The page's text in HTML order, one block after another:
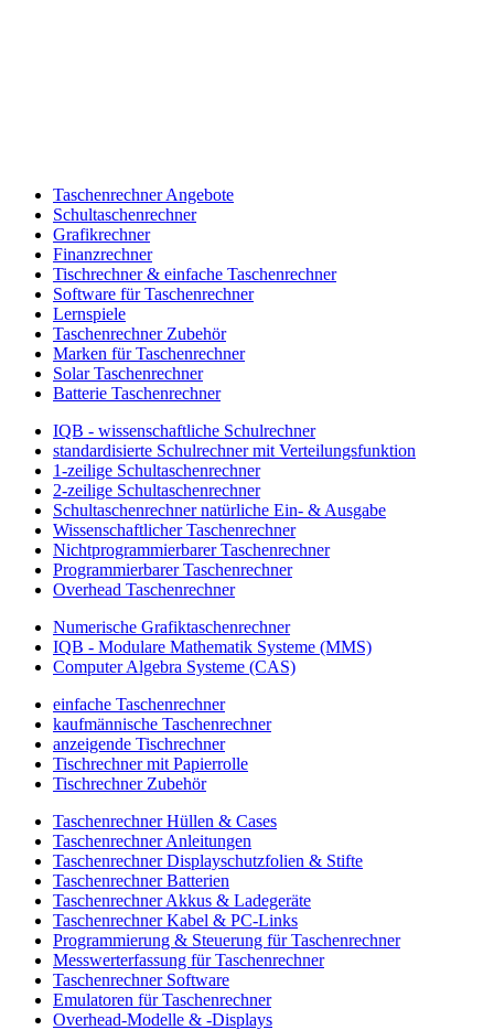
Taschenrechner Angebote
Schultaschenrechner
Grafikrechner
Finanzrechner
Tischrechner & einfache Taschenrechner
Software für Taschenrechner
Lernspiele
Taschenrechner Zubehör
Marken für Taschenrechner
Solar Taschenrechner
Batterie Taschenrechner
IQB - wissenschaftliche Schulrechner
standardisierte Schulrechner mit Verteilungsfunktion
1-zeilige Schultaschenrechner
2-zeilige Schultaschenrechner
Schultaschenrechner natürliche Ein- & Ausgabe
Wissenschaftlicher Taschenrechner
Nichtprogrammierbarer Taschenrechner
Programmierbarer Taschenrechner
Overhead Taschenrechner
Numerische Grafiktaschenrechner
IQB - Modulare Mathematik Systeme (MMS)
Computer Algebra Systeme (CAS)
einfache Taschenrechner
kaufmännische Taschenrechner
anzeigende Tischrechner
Tischrechner mit Papierrolle
Tischrechner Zubehör
Taschenrechner Hüllen & Cases
Taschenrechner Anleitungen
Taschenrechner Displayschutzfolien & Stifte
Taschenrechner Batterien
Taschenrechner Akkus & Ladegeräte
Taschenrechner Kabel & PC-Links
Programmierung & Steuerung für Taschenrechner
Messwerterfassung für Taschenrechner
Taschenrechner Software
Emulatoren für Taschenrechner
Overhead-Modelle & -Displays